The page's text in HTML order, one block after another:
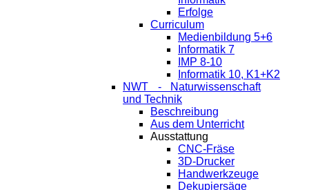
Erfolge
Curriculum
Medienbildung 5+6
Informatik 7
IMP 8-10
Informatik 10, K1+K2
NWT - Naturwissenschaft
und Technik
Beschreibung
Aus dem Unterricht
Ausstattung
CNC-Fräse
3D-Drucker
Handwerkzeuge
Dekupiersäge